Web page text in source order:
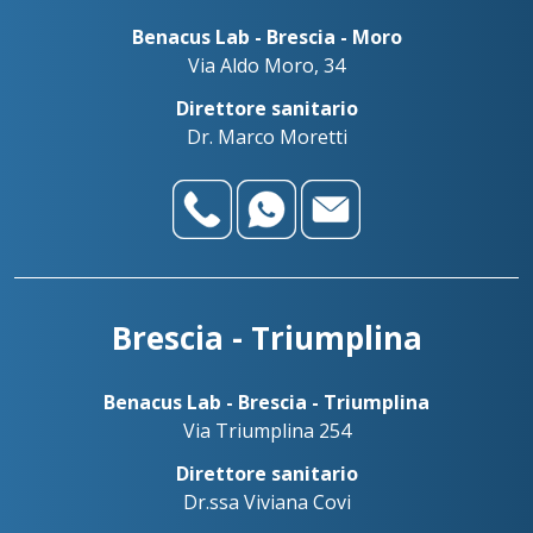
Benacus Lab - Brescia - Moro
Via Aldo Moro, 34
Direttore sanitario
Dr. Marco Moretti
Brescia - Triumplina
Benacus Lab - Brescia - Triumplina
Via Triumplina 254
Direttore sanitario
Dr.ssa Viviana Covi